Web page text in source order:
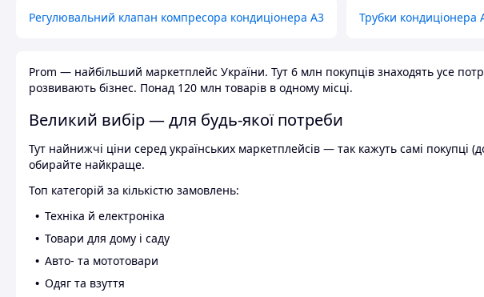
Регулювальний клапан компресора кондиціонера А3 Трубки кондиціонера
Prom — найбільший маркетплейс України. Тут 6 млн покупців знаходять усе
розвивають бізнес. Понад 120 млн товарів в одному місці.
Великий вибір — для будь-якої потреби
Тут найнижчі ціни серед українських маркетплейсів — так кажуть самі покупці
обирайте найкраще.
Топ категорій за кількістю замовлень:
Техніка й електроніка
Товари для дому і саду
Авто- та мототовари
Одяг та взуття